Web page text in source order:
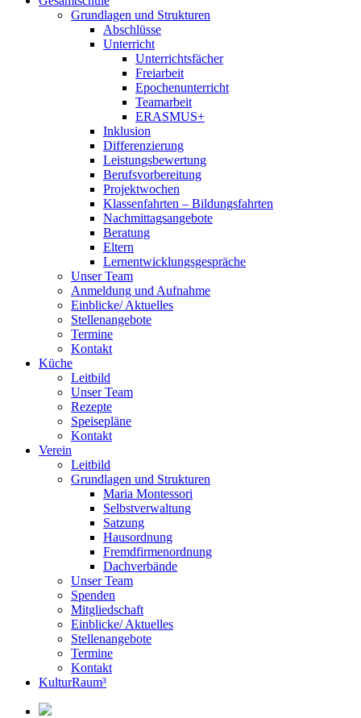
Grundlagen und Strukturen
Abschlüsse
Unterricht
Unterrichtsfächer
Freiarbeit
Epochenunterricht
Teamarbeit
ERASMUS+
Inklusion
Differenzierung
Leistungsbewertung
Berufsvorbereitung
Projektwochen
Klassenfahrten – Bildungsfahrten
Nachmittagsangebote
Beratung
Eltern
Lernentwicklungsgespräche
Unser Team
Anmeldung und Aufnahme
Einblicke/ Aktuelles
Stellenangebote
Termine
Kontakt
Küche
Leitbild
Unser Team
Rezepte
Speisepläne
Kontakt
Verein
Leitbild
Grundlagen und Strukturen
Maria Montessori
Selbstverwaltung
Satzung
Hausordnung
Fremdfirmenordnung
Dachverbände
Unser Team
Spenden
Mitgliedschaft
Einblicke/ Aktuelles
Stellenangebote
Termine
Kontakt
KulturRaum³